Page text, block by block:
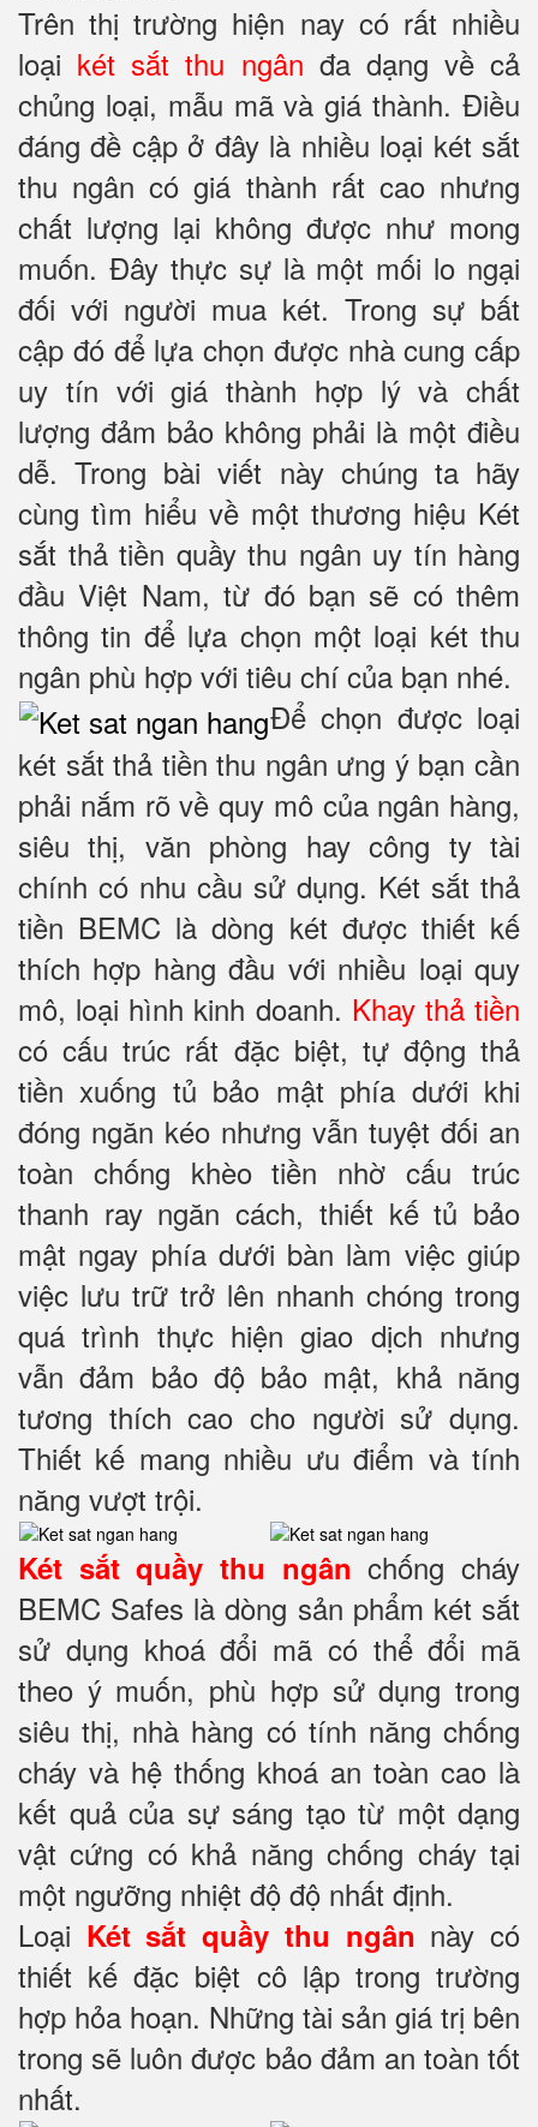
Trên thị trường hiện nay có rất nhiều
loại két sắt thu ngân đa dạng về cả
chủng loại, mẫu mã và giá thành. Điều
đáng đề cập ở đây là nhiều loại két sắt
thu ngân có giá thành rất cao nhưng
chất lượng lại không được như mong
muốn. Đây thực sự là một mối lo ngại
đối với người mua két. Trong sự bất
cập đó để lựa chọn được nhà cung cấp
uy tín với giá thành hợp lý và chất
lượng đảm bảo không phải là một điều
dễ. Trong bài viết này chúng ta hãy
cùng tìm hiểu về một thương hiệu Két
sắt thả tiền quầy thu ngân uy tín hàng
đầu Việt Nam, từ đó bạn sẽ có thêm
thông tin để lựa chọn một loại két thu
ngân phù hợp với tiêu chí của bạn nhé.
Để chọn được loại
két sắt thả tiền thu ngân ưng ý bạn cần
phải nắm rõ về quy mô của ngân hàng,
siêu thị, văn phòng hay công ty tài
chính có nhu cầu sử dụng. Két sắt thả
tiền BEMC là dòng két được thiết kế
thích hợp hàng đầu với nhiều loại quy
mô, loại hình kinh doanh. Khay thả tiền
có cấu trúc rất đặc biệt, tự động thả
tiền xuống tủ bảo mật phía dưới khi
đóng ngăn kéo nhưng vẫn tuyệt đối an
toàn chống khèo tiền nhờ cấu trúc
thanh ray ngăn cách, thiết kế tủ bảo
mật ngay phía dưới bàn làm việc giúp
việc lưu trữ trở lên nhanh chóng trong
quá trình thực hiện giao dịch nhưng
vẫn đảm bảo độ bảo mật, khả năng
tương thích cao cho người sử dụng.
Thiết kế mang nhiều ưu điểm và tính
năng vượt trội.
Két sắt quầy thu ngân chống cháy
BEMC Safes là dòng sản phẩm két sắt
sử dụng khoá đổi mã có thể đổi mã
theo ý muốn, phù hợp sử dụng trong
siêu thị, nhà hàng có tính năng chống
cháy và hệ thống khoá an toàn cao là
kết quả của sự sáng tạo từ một dạng
vật cứng có khả năng chống cháy tại
một ngưỡng nhiệt độ độ nhất định.
Loại Két sắt quầy thu ngân này có
thiết kế đặc biệt cô lập trong trường
hợp hỏa hoạn. Những tài sản giá trị bên
trong sẽ luôn được bảo đảm an toàn tốt
nhất.